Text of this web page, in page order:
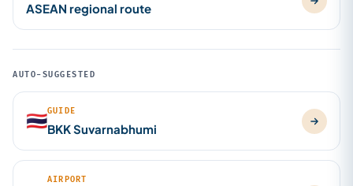
ASEAN regional route
AUTO-SUGGESTED
🇹🇭GUIDE
BKK Suvarnabhumi
AIRPORT